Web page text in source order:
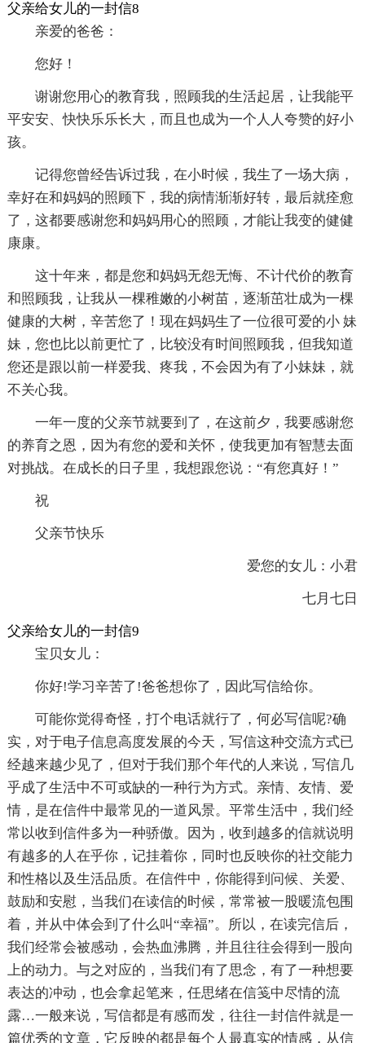
父亲给女儿的一封信8
亲爱的爸爸：
您好！
谢谢您用心的教育我，照顾我的生活起居，让我能平
平安安、快快乐乐长大，而且也成为一个人人夸赞的好小
孩。
记得您曾经告诉过我，在小时候，我生了一场大病，
幸好在和妈妈的照顾下，我的病情渐渐好转，最后就痊愈
了，这都要感谢您和妈妈用心的照顾，才能让我变的健健
康康。
这十年来，都是您和妈妈无怨无悔、不计代价的教育
和照顾我，让我从一棵稚嫩的小树苗，逐渐茁壮成为一棵
健康的大树，辛苦您了！现在妈妈生了一位很可爱的小 妹
妹，您也比以前更忙了，比较没有时间照顾我，但我知道
您还是跟以前一样爱我、疼我，不会因为有了小妹妹，就
不关心我。
一年一度的父亲节就要到了，在这前夕，我要感谢您
的养育之恩，因为有您的爱和关怀，使我更加有智慧去面
对挑战。在成长的日子里，我想跟您说：“有您真好！”
祝
父亲节快乐
爱您的女儿：小君
七月七日
父亲给女儿的一封信9
宝贝女儿：
你好!学习辛苦了!爸爸想你了，因此写信给你。
可能你觉得奇怪，打个电话就行了，何必写信呢?确
实，对于电子信息高度发展的今天，写信这种交流方式已
经越来越少见了，但对于我们那个年代的人来说，写信几
乎成了生活中不可或缺的一种行为方式。亲情、友情、爱
情，是在信件中最常见的一道风景。平常生活中，我们经
常以收到信件多为一种骄傲。因为，收到越多的信就说明
有越多的人在乎你，记挂着你，同时也反映你的社交能力
和性格以及生活品质。在信件中，你能得到问候、关爱、
鼓励和安慰，当我们在读信的时候，常常被一股暖流包围
着，并从中体会到了什么叫“幸福”。所以，在读完信后，
我们经常会被感动，会热血沸腾，并且往往会得到一股向
上的动力。与之对应的，当我们有了思念，有了一种想要
表达的冲动，也会拿起笔来，任思绪在信笺中尽情的流
露…一般来说，写信都是有感而发，往往一封信件就是一
篇优秀的文章，它反映的都是每个人最真实的情感，从信